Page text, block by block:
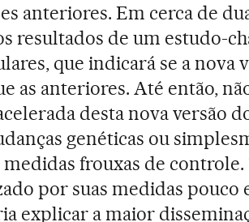
anteriores. Em cerca de
resultados de um estudo-
que indicará se a nova
as anteriores. Até então,
desta nova versão
genéticas ou
frouxas de controle.
por suas medidas pouco
explicar a maior